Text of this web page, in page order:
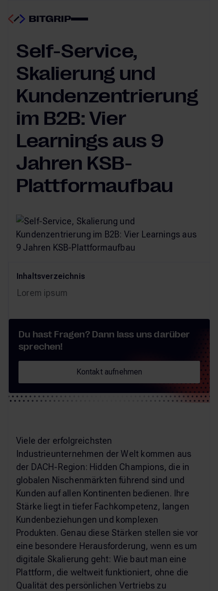
Digitale Transformation
01.04.2026
Self-Service,
Skalierung und
Kundenzentrierung
im B2B: Vier
Learnings aus 9
Jahren KSB-
Plattformaufbau
Viele der erfolgreichsten
Industrieunternehmen der Welt kommen aus
der DACH-Region: Hidden Champions, die in
globalen Nischenmärkten führend sind und
Kunden auf allen Kontinenten bedienen. Ihre
Stärke liegt in tiefer Fachkompetenz, langen
Kundenbeziehungen und komplexen
Produkten. Genau diese Stärken stellen sie vor
eine besondere Herausforderung, wenn es um
digitale Skalierung geht: Wie baut man eine
Plattform, die weltweit funktioniert, ohne die
Qualität des persönlichen Vertriebs zu
Inhaltsverzeichnis
Lorem ipsum
Du hast Fragen? Dann lass uns darüber
sprechen!
Kontakt aufnehmen